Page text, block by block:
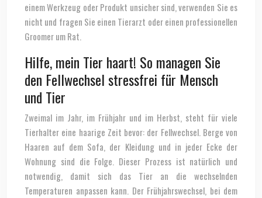
einem Werkzeug oder Produkt unsicher sind, verwenden Sie es
nicht und fragen Sie einen Tierarzt oder einen professionellen
Groomer um Rat.
Hilfe, mein Tier haart! So managen Sie
den Fellwechsel stressfrei für Mensch
und Tier
Zweimal im Jahr, im Frühjahr und im Herbst, steht für viele
Tierhalter eine haarige Zeit bevor: der Fellwechsel. Berge von
Haaren auf dem Sofa, der Kleidung und in jeder Ecke der
Wohnung sind die Folge. Dieser Prozess ist natürlich und
notwendig, damit sich das Tier an die wechselnden
Temperaturen anpassen kann. Der Frühjahrswechsel, bei dem